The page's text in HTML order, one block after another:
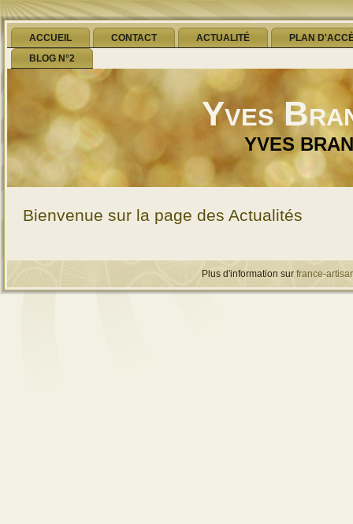
ACCUEIL CONTACT ACTUALITÉ
PLAN
BLOG N°2
Yves
YVES
Bienvenue sur la page des Actualités
Plus d'information sur france-